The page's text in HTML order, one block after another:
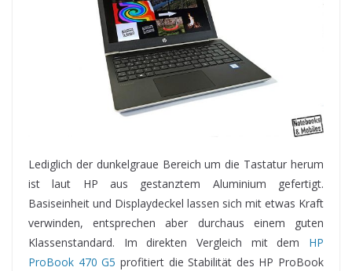
Lediglich der dunkelgraue Bereich um die Tastatur herum
ist laut HP aus gestanztem Aluminium gefertigt.
Basiseinheit und Displaydeckel lassen sich mit etwas Kraft
verwinden, entsprechen aber durchaus einem guten
Klassenstandard. Im direkten Vergleich mit dem HP
ProBook 470 G5 profitiert die Stabilität des HP ProBook